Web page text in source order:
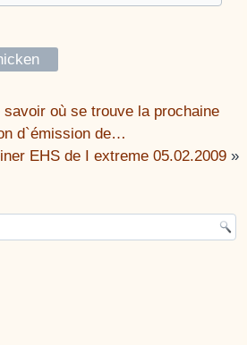
où se trouve la prochaine
d`émission de…
EHS de I extreme 05.02.2009»